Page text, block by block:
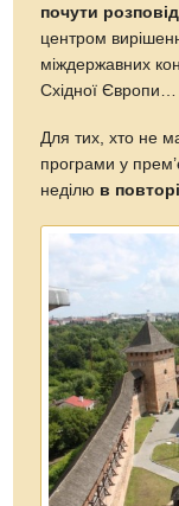
почути
центром
міждержавних
Східної Європи…
Для тих, хто не
програми у
неділю в